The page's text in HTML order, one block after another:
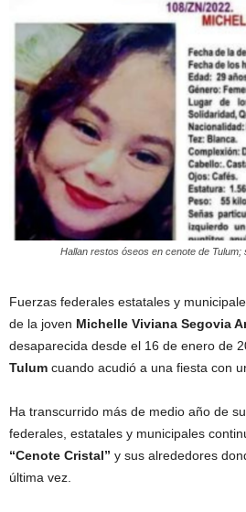
Hallan restos óseos en cenote de Tulum;
Fuerzas federales estatales y
de la joven Michelle Viviana Segovia
desaparecida desde el 16 de enero de
Tulum cuando acudió a una fiesta con
Ha transcurrido más de medio año de
federales, estatales y municipales
“Cenote Cristal” y sus alrededores
última vez.